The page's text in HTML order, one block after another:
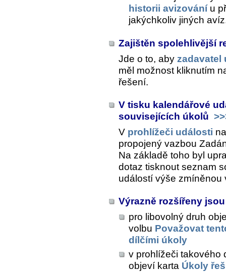
historii avizováníu
jakýchkoliv jiných
Zajištěn spolehlivější
Jde o to, aby zadavatel
měl možnost kliknutím
řešení.
V tisku kalendářové
souvisejících úkolů
V prohlížeči události
propojený vazbou
Na základě toho byl
dotaz tisknout seznam
událostí výše zmíněnou
Výrazně rozšířeny
pro libovolný druh
volbu Považovat
dílčími úkoly
v prohlížeči takového
objeví karta Úkoly